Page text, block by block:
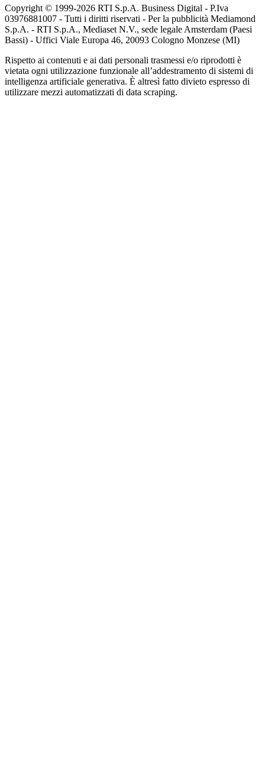
Copyright © 1999-2026 RTI S.p.A. Business Digital - P.Iva
03976881007 - Tutti i diritti riservati - Per la pubblicità Mediamond
S.p.A. - RTI S.p.A., Mediaset N.V., sede legale Amsterdam (Paesi
Bassi) - Uffici Viale Europa 46, 20093 Cologno Monzese (MI)
Rispetto ai contenuti e ai dati personali trasmessi e/o riprodotti è
vietata ogni utilizzazione funzionale all’addestramento di sistemi di
intelligenza artificiale generativa. È altresì fatto divieto espresso di
utilizzare mezzi automatizzati di data scraping.